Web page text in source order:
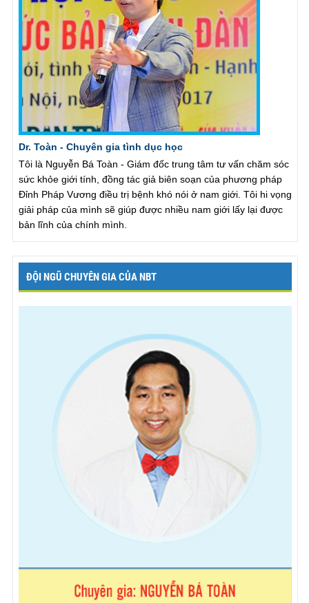
Dr. Toàn - Chuyên gia tình dục học
Tôi là Nguyễn Bá Toàn - Giám đốc trung tâm tư vấn chăm sóc
sức khỏe giới tính, đồng tác giả biên soạn của phương pháp
Đỉnh Pháp Vương điều trị bệnh khó nói ở nam giới. Tôi hi vọng
giải pháp của mình sẽ giúp được nhiều nam giới lấy lại được
bản lĩnh của chính mình.
ĐỘI NGŨ CHUYÊN GIA CỦA NBT